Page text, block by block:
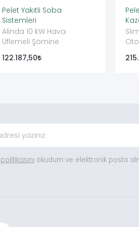
Pelet Yakıtlı Soba
Sistemleri
Alinda 10 kW Hava
Üflemeli Şömine
122.187,50
okudum ve elektronik posta